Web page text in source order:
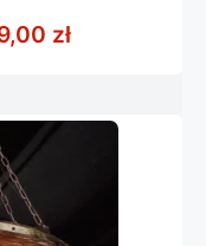
złZakres cen: